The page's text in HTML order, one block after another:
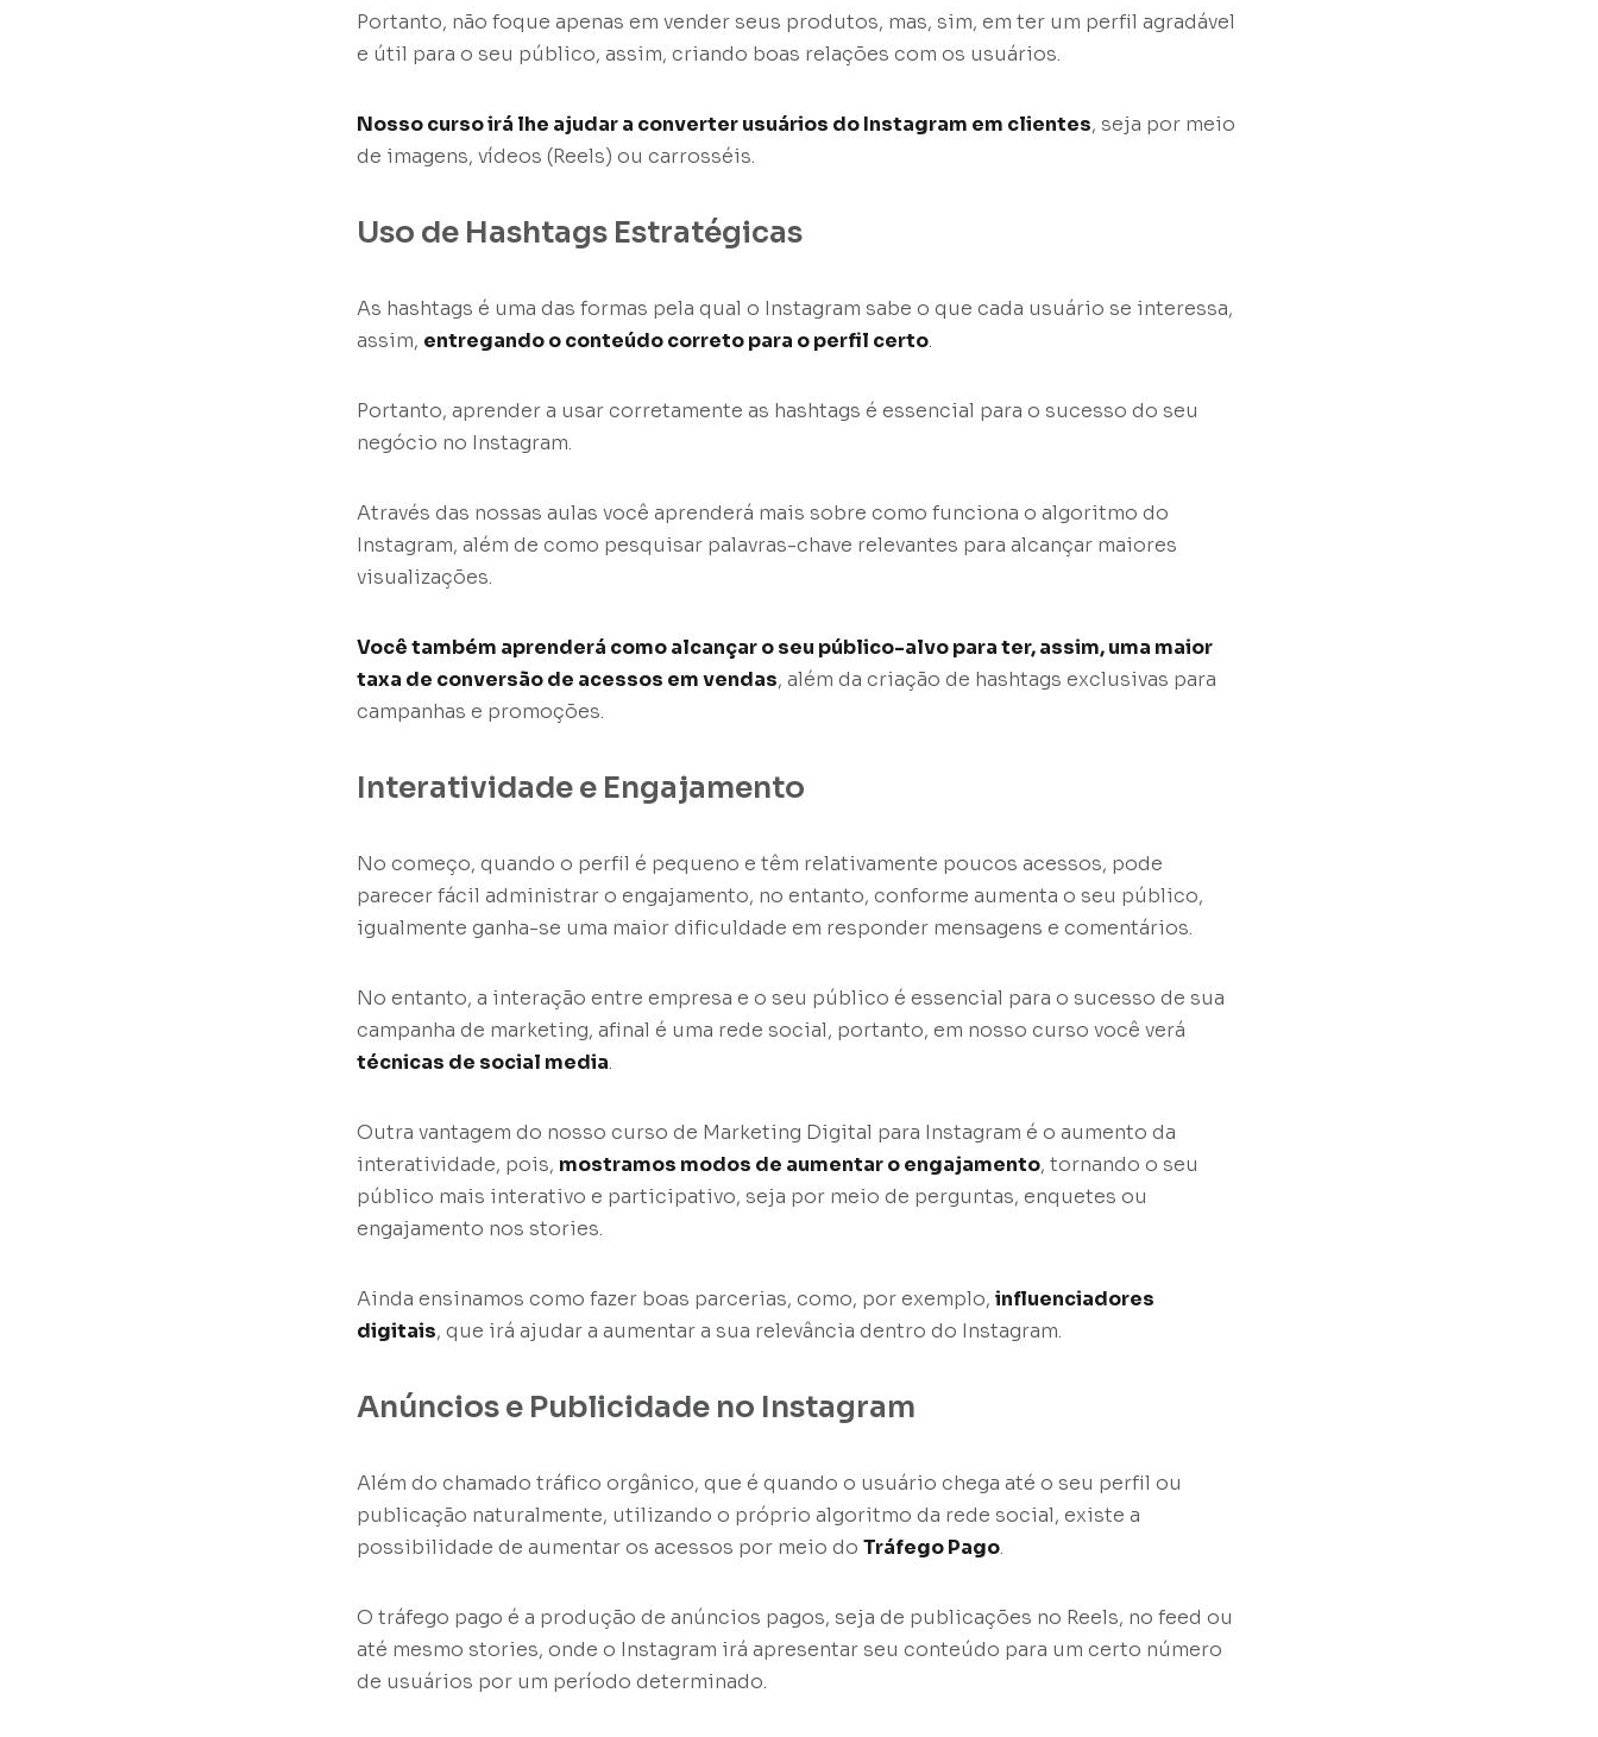
Portanto, não foque apenas em vender seus produtos, mas, sim, em ter um perfil agradável
e útil para o seu público, assim, criando boas relações com os usuários.
Nosso curso irá lhe ajudar a converter usuários do Instagram em clientes, seja por meio
de imagens, vídeos (Reels) ou carrosséis.
Uso de Hashtags Estratégicas
As hashtags é uma das formas pela qual o Instagram sabe o que cada usuário se interessa,
assim, entregando o conteúdo correto para o perfil certo.
Portanto, aprender a usar corretamente as hashtags é essencial para o sucesso do seu
negócio no Instagram.
Através das nossas aulas você aprenderá mais sobre como funciona o algoritmo do
Instagram, além de como pesquisar palavras-chave relevantes para alcançar maiores
visualizações.
Você também aprenderá como alcançar o seu público-alvo para ter, assim, uma maior
taxa de conversão de acessos em vendas, além da criação de hashtags exclusivas para
campanhas e promoções.
Interatividade e Engajamento
No começo, quando o perfil é pequeno e têm relativamente poucos acessos, pode
parecer fácil administrar o engajamento, no entanto, conforme aumenta o seu público,
igualmente ganha-se uma maior dificuldade em responder mensagens e comentários.
No entanto, a interação entre empresa e o seu público é essencial para o sucesso de sua
campanha de marketing, afinal é uma rede social, portanto, em nosso curso você verá
técnicas de social media.
Outra vantagem do nosso curso de Marketing Digital para Instagram é o aumento da
interatividade, pois, mostramos modos de aumentar o engajamento, tornando o seu
público mais interativo e participativo, seja por meio de perguntas, enquetes ou
engajamento nos stories.
Ainda ensinamos como fazer boas parcerias, como, por exemplo, influenciadores
digitais, que irá ajudar a aumentar a sua relevância dentro do Instagram.
Anúncios e Publicidade no Instagram
Além do chamado tráfico orgânico, que é quando o usuário chega até o seu perfil ou
publicação naturalmente, utilizando o próprio algoritmo da rede social, existe a
possibilidade de aumentar os acessos por meio do Tráfego Pago.
O tráfego pago é a produção de anúncios pagos, seja de publicações no Reels, no feed ou
até mesmo stories, onde o Instagram irá apresentar seu conteúdo para um certo número
de usuários por um período determinado.